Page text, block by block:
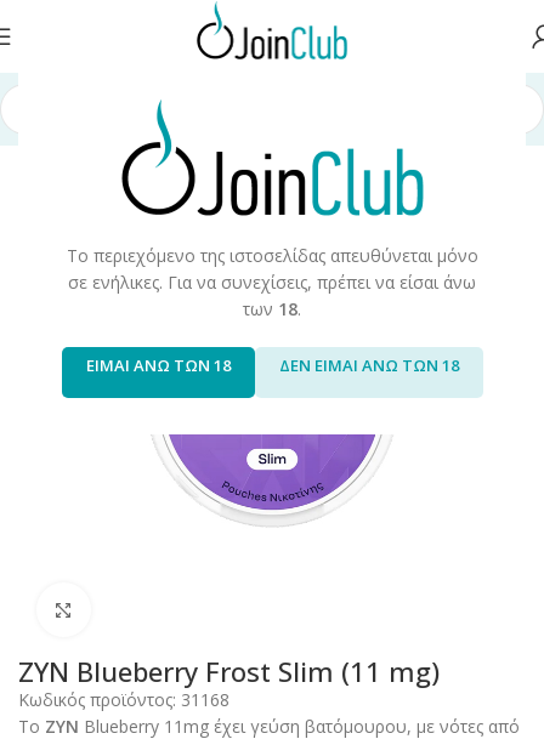
Το περιεχόμενο της ιστοσελίδας απευθύνεται μόνο
σε ενήλικες. Για να συνεχίσεις, πρέπει να είσαι άνω
των 18.
ΕΙΜΑΙ ΑΝΩ ΤΩΝ 18 ΔΕΝ ΕΙΜΑΙ ΑΝΩ ΤΩΝ 18
Iqos
ZYN Blueberry Frost Slim (11 mg)
Κωδικός προϊόντος: 31168
Το ZYN Blueberry 11mg έχει γεύση βατόμουρου, με νότες από